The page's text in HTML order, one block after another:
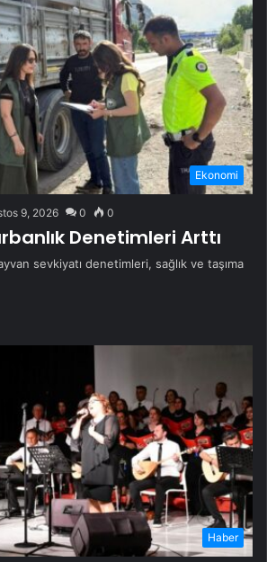
Ekonomi
9, 2026 0 0
Denetimleri Arttı
sevkiyatı denetimleri, sağlık ve taşıma
Haber